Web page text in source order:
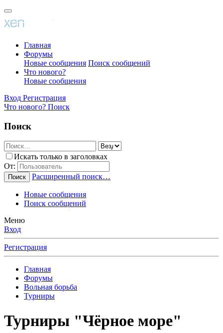
Главная
Форумы
Новые сообщения Поиск сообщений
Что нового?
Новые сообщения
Вход Регистрация
Что нового? Поиск
Поиск
Искать только в заголовках
От:
Поиск Расширенный поиск…
Новые сообщения
Поиск сообщений
Меню
Вход
Регистрация
Главная
Форумы
Вольная борьба
Турниры
Турниры "Чёрное море"